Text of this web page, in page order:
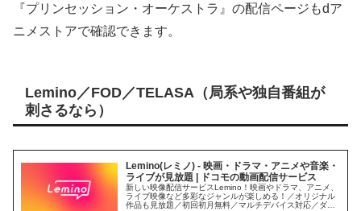
『プリンセッション・オーケストラ』の配信ページもdア
ニメストアで確認できます。
Lemino／FOD／TELASA（局系や独自番組が
刺さるなら）
Lemino(レミノ) - 映画・ドラマ・アニメや音楽・
ライブが見放題 | ドコモの動画配信サービス
新しい映像配信サービスLemino！映画やドラマ、アニメ、
ライブ映像など多彩なジャンルが楽しめる！／オリジナル
作品も見放題／初回初月無料／マルチデバイス対応／ダウ